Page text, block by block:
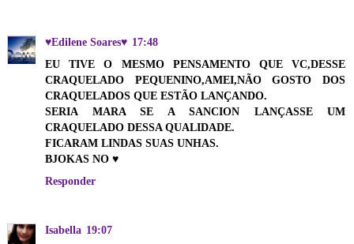
♥Edilene Soares♥ 17:48
EU TIVE O MESMO PENSAMENTO QUE VC,DESSE
CRAQUELADO PEQUENINO,AMEI,NÃO GOSTO DOS
CRAQUELADOS QUE ESTÃO LANÇANDO.
SERIA MARA SE A SANCION LANÇASSE UM
CRAQUELADO DESSA QUALIDADE.
FICARAM LINDAS SUAS UNHAS.
BJOKAS NO ♥
Responder
Isabella 19:07